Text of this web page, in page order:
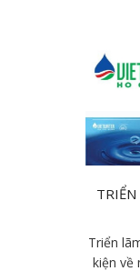
Triển
kiện về